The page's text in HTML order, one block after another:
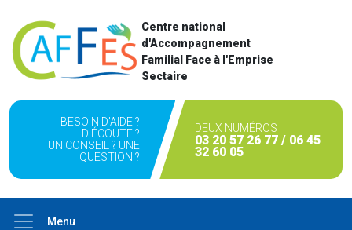
Centre national
d'Accompagnement
Familial Face à l'Emprise
Sectaire
BESOIN D'AIDE ?
D'ÉCOUTE ?
UN CONSEIL ? UNE
QUESTION ?
DEUX NUMÉROS
03 20 57 26 77 / 06 45
32 60 05
Menu